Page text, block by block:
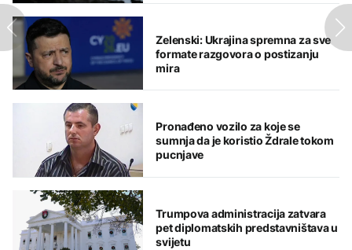
Zelenski: Ukrajina spremna za sve
formate razgovora o postizanju
mira
Pronađeno vozilo za koje se
sumnja da je koristio Ždrale tokom
pucnjave
Trumpova administracija zatvara
pet diplomatskih predstavništava u
svijetu